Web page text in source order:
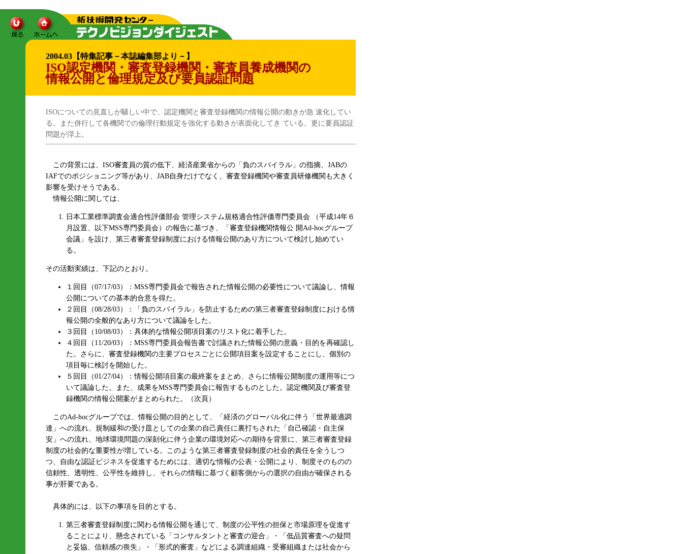
2004.03【特集記事－本誌編集部より－】
ISO認定機関・審査登録機関・審査員養成機関の
情報公開と倫理規定及び要員認証問題
ISOについての見直しが騒しい中で、認定機関と審査登録機関の情報公開の動きが急 速化してい
る。また併行して各機関での倫理行動規定を強化する動きが表面化してき ている。更に要員認証
問題が浮上。
この背景には、ISO審査員の質の低下、経済産業省からの「負のスパイラル」の指摘、JABの
IAFでのポジショニング等があり、JAB自身だけでなく、審査登録機関や審査員研修機関も大きく
影響を受けそうである。
情報公開に関しては、
日本工業標準調査会適合性評価部会 管理システム規格適合性評価専門委員会 （平成14年６
月設置、以下MSS専門委員会）の報告に基づき、「審査登録機関情報公 開Ad-hocグループ
会議」を設け、第三者審査登録制度における情報公開のあり方について検討し始めてい
る。
その活動実績は、下記のとおり。
１回目（07/17/03）：MSS専門委員会で報告された情報公開の必要性について議論し、情報
公開についての基本的合意を得た。
２回目（08/28/03）：「負のスパイラル」を防止するための第三者審査登録制度における情
報公開の全般的なあり方について議論をした。
３回目（10/08/03）：具体的な情報公開項目案のリスト化に着手した。
４回目（11/20/03）：MSS専門委員会報告書で討議された情報公開の意義・目的を再確認し
た。さらに、審査登録機関の主要プロセスごとに公開項目案を設定することにし、個別の
項目毎に検討を開始した。
５回目（01/27/04）：情報公開項目案の最終案をまとめ、さらに情報公開制度の運用等につ
いて議論した。また、成果をMSS専門委員会に報告するものとした。認定機関及び審査登
録機関の情報公開案がまとめられた。（次頁）
このAd-hocグループでは、情報公開の目的として、「経済のグローバル化に伴う「世界最適調
達」への流れ、規制緩和の受け皿としての企業の自己責任に裏打ちされた「自己確認・自主保
安」への流れ、地球環境問題の深刻化に伴う企業の環境対応への期待を背景に、第三者審査登録
制度の社会的な重要性が増している。このような第三者審査登録制度の社会的責任を全うしつ
つ、自由な認証ビジネスを促進するためには、適切な情報の公表・公開により、制度そのものの
信頼性、透明性、公平性を維持し、それらの情報に基づく顧客側からの選択の自由が確保される
事が肝要である。
具体的には、以下の事項を目的とする。
第三者審査登録制度に関わる情報公開を通じて、制度の公平性の担保と市場原理を促進す
ることにより、懸念されている「コンサルタントと審査の迎合」・「低品質審査への疑問
と妥協、信頼感の喪失」・「形式的審査」などによる調達組織・受審組織または社会から